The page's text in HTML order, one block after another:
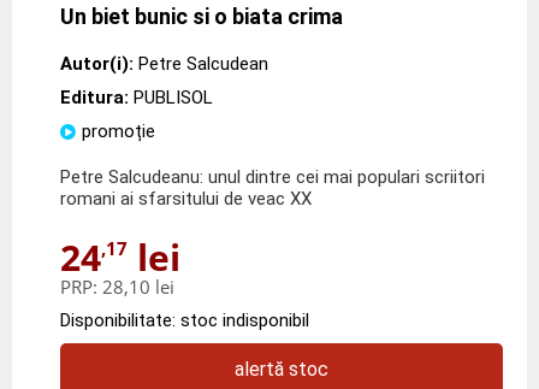
Un biet bunic si o biata crima
Autor(i): Petre Salcudean
Editura: PUBLISOL
promoție
Petre Salcudeanu: unul dintre cei mai populari scriitori
romani ai sfarsitului de veac XX
24,17 lei
PRP: 28,10 lei
Disponibilitate: stoc indisponibil
alertă stoc